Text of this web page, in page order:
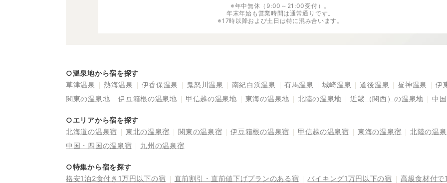
※年中無休（9:00～21:00受付）。
年末年始も営業時間は通常通りです。
※17時以降および土日は特に混み合います。
○温泉地から宿を探す
草津温泉
熱海温泉 伊香保温泉 鬼怒川温泉 南紀白浜温泉 有馬温泉 城崎温泉 道後温泉 昼神温泉
伊
関東の温泉地
伊豆箱根の温泉地 甲信越の温泉地 東海の温泉地 北陸の温泉地 近畿（関西）の温泉地 中
○エリアから宿を探す
北海道の温泉宿
東北の温泉宿 関東の温泉宿 伊豆箱根の温泉宿 甲信越の温泉宿 東海の温泉宿
北陸の温
中国・四国の温泉宿
九州の温泉宿
○特集から宿を探す
格安1泊2食付き1万円以下の宿
直前割引・直前値下げプランのある宿 バイキング1万円以下の宿
高級食材付で